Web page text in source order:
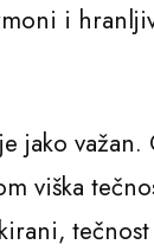
i
viška